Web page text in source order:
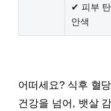
✔ 피부
안색
어떠세요? 식후 혈
건강을 넘어, 뱃살